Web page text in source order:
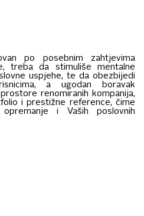
po posebnim zahtjevima
treba da stimuliše mentalne
uspjehe, te da obezbijedi
a ugodan boravak
renomiranih kompanija,
i prestižne reference, čime
i Vaših poslovnih